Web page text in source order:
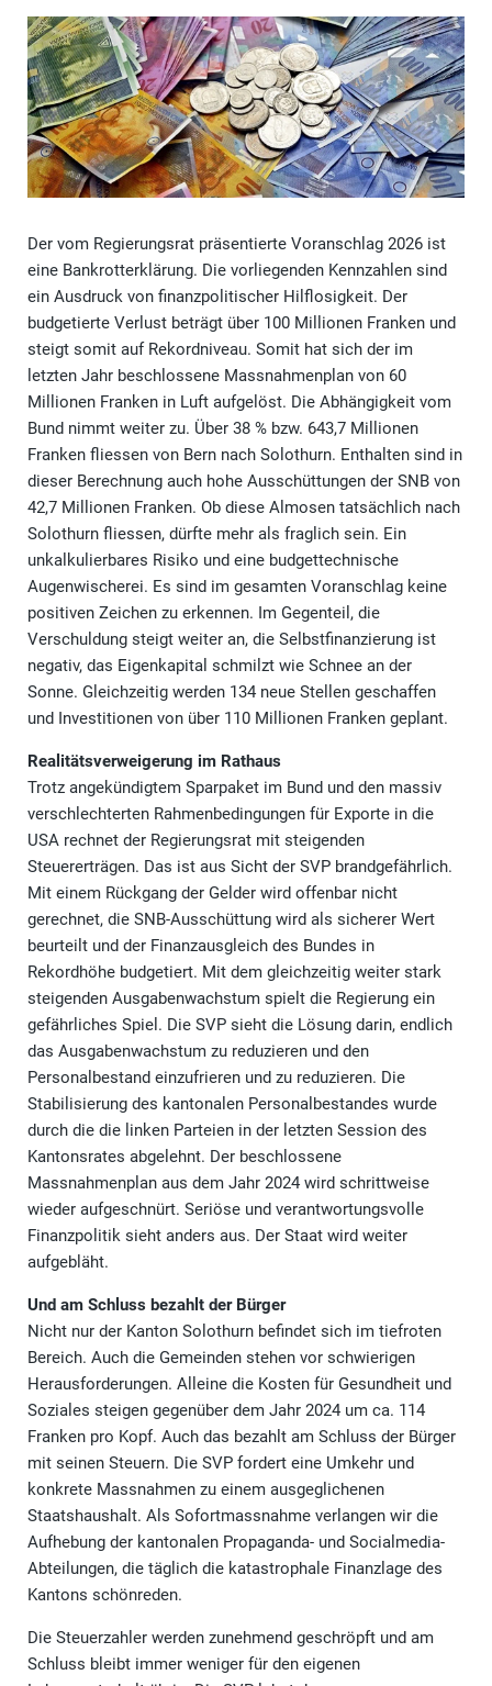
Der vom Regierungsrat präsentierte Voranschlag 2026 ist
eine Bankrotterklärung. Die vorliegenden Kennzahlen sind
ein Ausdruck von finanzpolitischer Hilflosigkeit. Der
budgetierte Verlust beträgt über 100 Millionen Franken und
steigt somit auf Rekordniveau. Somit hat sich der im
letzten Jahr beschlossene Massnahmenplan von 60
Millionen Franken in Luft aufgelöst. Die Abhängigkeit vom
Bund nimmt weiter zu. Über 38 % bzw. 643,7 Millionen
Franken fliessen von Bern nach Solothurn. Enthalten sind in
dieser Berechnung auch hohe Ausschüttungen der SNB von
42,7 Millionen Franken. Ob diese Almosen tatsächlich nach
Solothurn fliessen, dürfte mehr als fraglich sein. Ein
unkalkulierbares Risiko und eine budgettechnische
Augenwischerei. Es sind im gesamten Voranschlag keine
positiven Zeichen zu erkennen. Im Gegenteil, die
Verschuldung steigt weiter an, die Selbstfinanzierung ist
negativ, das Eigenkapital schmilzt wie Schnee an der
Sonne. Gleichzeitig werden 134 neue Stellen geschaffen
und Investitionen von über 110 Millionen Franken geplant.
Realitätsverweigerung im Rathaus
Trotz angekündigtem Sparpaket im Bund und den massiv
verschlechterten Rahmenbedingungen für Exporte in die
USA rechnet der Regierungsrat mit steigenden
Steuererträgen. Das ist aus Sicht der SVP brandgefährlich.
Mit einem Rückgang der Gelder wird offenbar nicht
gerechnet, die SNB-Ausschüttung wird als sicherer Wert
beurteilt und der Finanzausgleich des Bundes in
Rekordhöhe budgetiert. Mit dem gleichzeitig weiter stark
steigenden Ausgabenwachstum spielt die Regierung ein
gefährliches Spiel. Die SVP sieht die Lösung darin, endlich
das Ausgabenwachstum zu reduzieren und den
Personalbestand einzufrieren und zu reduzieren. Die
Stabilisierung des kantonalen Personalbestandes wurde
durch die die linken Parteien in der letzten Session des
Kantonsrates abgelehnt. Der beschlossene
Massnahmenplan aus dem Jahr 2024 wird schrittweise
wieder aufgeschnürt. Seriöse und verantwortungsvolle
Finanzpolitik sieht anders aus. Der Staat wird weiter
aufgebläht.
Und am Schluss bezahlt der Bürger
Nicht nur der Kanton Solothurn befindet sich im tiefroten
Bereich. Auch die Gemeinden stehen vor schwierigen
Herausforderungen. Alleine die Kosten für Gesundheit und
Soziales steigen gegenüber dem Jahr 2024 um ca. 114
Franken pro Kopf. Auch das bezahlt am Schluss der Bürger
mit seinen Steuern. Die SVP fordert eine Umkehr und
konkrete Massnahmen zu einem ausgeglichenen
Staatshaushalt. Als Sofortmassnahme verlangen wir die
Aufhebung der kantonalen Propaganda- und Socialmedia-
Abteilungen, die täglich die katastrophale Finanzlage des
Kantons schönreden.
Die Steuerzahler werden zunehmend geschröpft und am
Schluss bleibt immer weniger für den eigenen